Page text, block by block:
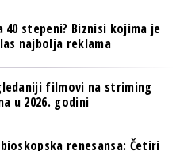
OSIGURANJE
TECH I AI
BIZNIS & SPORT
PULS REGIONA
NOVO NA RAFU
PULS REGIONA
40 stepeni? Biznisi kojima je
najbolja reklama
filmovi na striming
u 2026. godini
renesansa: Četiri